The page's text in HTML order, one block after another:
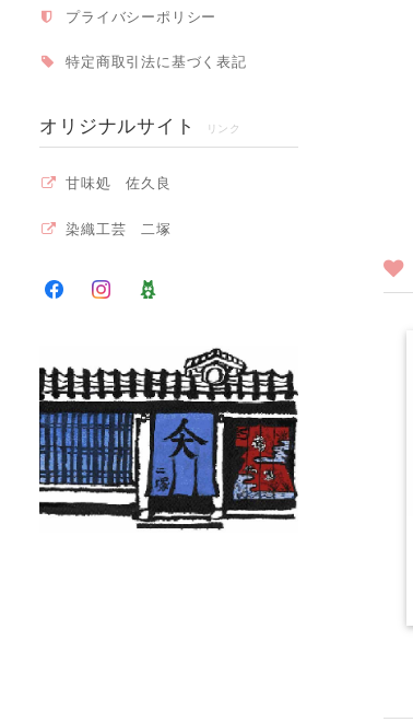
プライバシーポリシー
特定商取引法に基づく表記
オリジナルサイト リンク
甘味処 佐久良
染織工芸 二塚